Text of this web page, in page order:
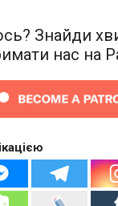
Знайди
нас на